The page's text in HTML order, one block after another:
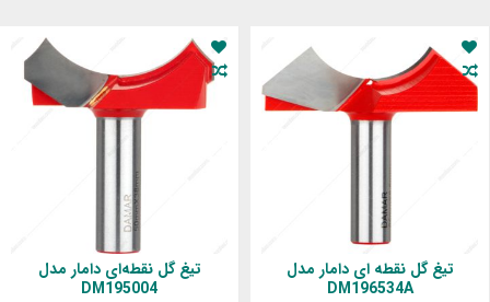
تیغ گل نقطه ای دامار مدل
DM196534A
تیغ گل نقطه‌ای دامار مدل
DM195004